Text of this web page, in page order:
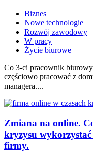
Biznes
Nowe technologie
Rozwój zawodowy
W pracy
Życie biurowe
Co 3-ci pracownik
częściowo pracować z
managera....
Zmiana na online.
kryzysu
firmy.